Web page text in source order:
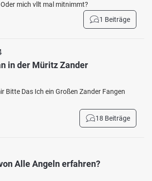
mich vllt mal mitnimmt?
1 Beiträge
in der Müritz Zander
Bitte Das Ich ein Großen Zander Fangen
18 Beiträge
Alle Angeln erfahren?